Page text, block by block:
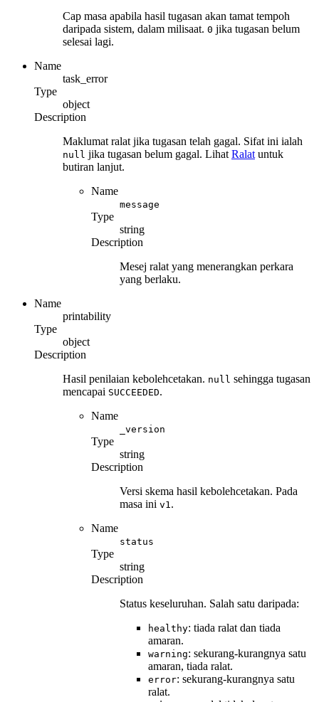
Cap masa apabila hasil tugasan akan tamat tempoh
daripada sistem, dalam milisaat. 0 jika tugasan belum
selesai lagi.
Name
task_error
Type
object
Description
Maklumat ralat jika tugasan telah gagal. Sifat ini ialah
null jika tugasan belum gagal. Lihat Ralat untuk
butiran lanjut.
Name
message
Type
string
Description
Mesej ralat yang menerangkan perkara
yang berlaku.
Name
printability
Type
object
Description
Hasil penilaian kebolehcetakan. null sehingga tugasan
mencapai SUCCEEDED.
Name
_version
Type
string
Description
Versi skema hasil kebolehcetakan. Pada
masa ini v1 .
Name
status
Type
string
Description
Status keseluruhan. Salah satu daripada:
healthy: tiada ralat dan tiada
amaran.
warning: sekurang-kurangnya satu
amaran, tiada ralat.
error: sekurang-kurangnya satu
ralat.